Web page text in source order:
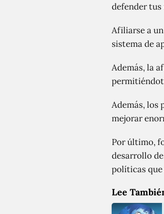
defender tus
Afiliarse a
sistema de
Además, la
Además, los
mejorar
Por último,
desarrollo
políticas que
Lee